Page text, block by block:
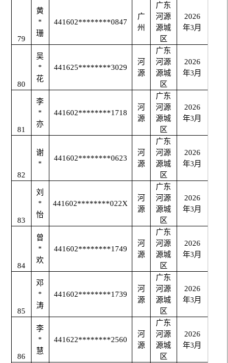
79
黄
*
珊
441602********0847
广
州
广东
河源
源城
区
2026
年3月
80
吴
*
花
441625********3029
河
源
广东
河源
源城
区
2026
年3月
81
李
*
亦
441602********1718
河
源
广东
河源
源城
区
2026
年3月
82
谢
*
441602********0623
河
源
广东
河源
源城
区
2026
年3月
83
刘
*
怡
441602********022X
河
源
广东
河源
源城
区
2026
年3月
84
曾
*
欢
441602********1749
河
源
广东
河源
源城
区
2026
年3月
85
邓
*
涛
441602********1739
河
源
广东
河源
源城
区
2026
年3月
86
李
*
慧
441622********2560
河
源
广东
河源
源城
区
2026
年3月